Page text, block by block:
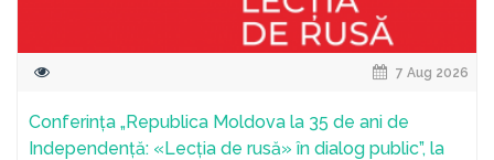
7 Aug 2026
Conferința „Republica Moldova la 35 de ani de
Independență: «Lecția de rusă» în dialog public”, la